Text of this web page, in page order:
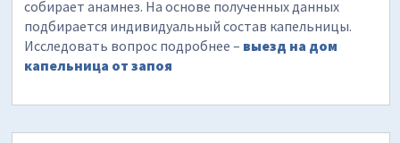
собирает анамнез. На основе полученных данных
подбирается индивидуальный состав капельницы.
Исследовать вопрос подробнее – выезд на дом
капельница от запоя